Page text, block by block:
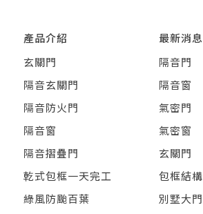
產品介紹
玄關門
隔音玄關門
隔音防火門
隔音窗
隔音摺疊門
乾式包框一天完工
綠風防颱百葉
最新消息
隔音門
隔音窗
氣密門
氣密窗
玄關門
包框結構
別墅大門